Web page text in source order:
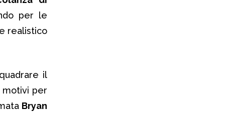
per le
realistico
il
motivi per
Bryan